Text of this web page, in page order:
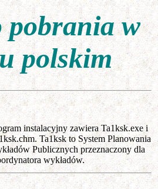
w
polskim
instalacyjny zawiera Ta1ksk.exe i
Ta1ksk to System Planowania
Publicznych przeznaczony dla
wykładów.